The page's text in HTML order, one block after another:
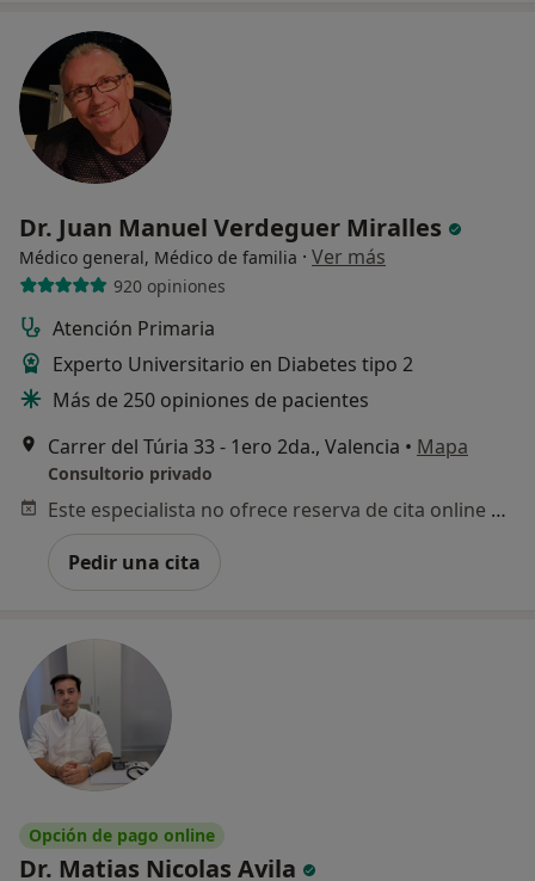
Dr. Juan Manuel Verdeguer Miralles
Médico general, Médico de familia · Ver más
920 opiniones
Atención Primaria
Experto Universitario en Diabetes tipo 2
Más de 250 opiniones de pacientes
Carrer del Túria 33 - 1ero 2da., Valencia • Mapa
Consultorio privado
Este especialista no ofrece reserva de cita online en esta dirección.
Pedir una cita
Opción de pago online
Dr. Matias Nicolas Avila